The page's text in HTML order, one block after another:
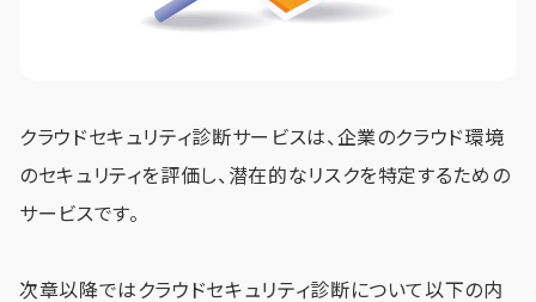
クラウドセキュリティ診断サービスは、企業のクラウド環境
のセキュリティを評価し、潜在的なリスクを特定するための
サービスです。
次章以降ではクラウドセキュリティ診断について以下の内